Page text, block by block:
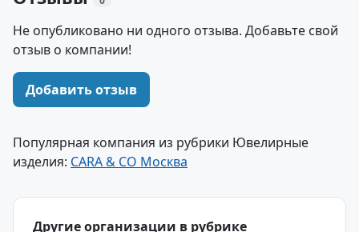
Не опубликовано ни одного отзыва. Добавьте свой
отзыв о компании!
Добавить отзыв
Популярная компания из рубрики Ювелирные
изделия: CARA & CO Москва
Другие организации в рубрике